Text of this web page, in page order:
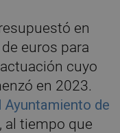
en
euros para
cuyo
en 2023.
de
al tiempo que